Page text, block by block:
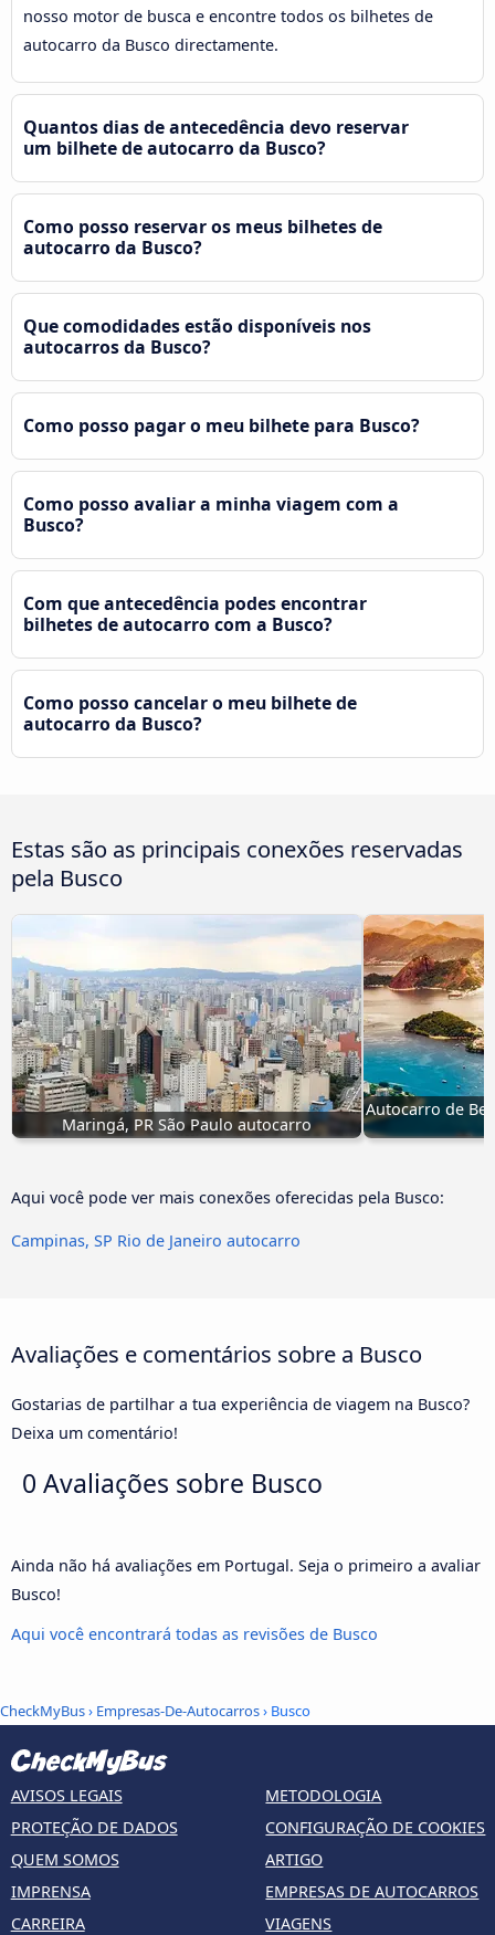
nosso motor de busca e encontre todos os bilhetes de
autocarro da Busco directamente.
Quantos dias de antecedência devo reservar
um bilhete de autocarro da Busco?
Como posso reservar os meus bilhetes de
autocarro da Busco?
Que comodidades estão disponíveis nos
autocarros da Busco?
Como posso pagar o meu bilhete para Busco?
Como posso avaliar a minha viagem com a
Busco?
Com que antecedência podes encontrar
bilhetes de autocarro com a Busco?
Como posso cancelar o meu bilhete de
autocarro da Busco?
Estas são as principais conexões reservadas
pela Busco
Maringá, PR São Paulo autocarro
Autocarro de
Aqui você pode ver mais conexões oferecidas pela Busco:
Campinas, SP Rio de Janeiro autocarro
Avaliações e comentários sobre a Busco
Gostarias de partilhar a tua experiência de viagem na Busco?
Deixa um comentário!
0 Avaliações sobre Busco
Ainda não há avaliações em Portugal. Seja o primeiro a avaliar
Busco!
Aqui você encontrará todas as revisões de Busco
CheckMyBus› Empresas-De-Autocarros› Busco
AVISOS LEGAIS
PROTEÇÃO DE DADOS
QUEM SOMOS
IMPRENSA
CARREIRA
METODOLOGIA
CONFIGURAÇÃO DE COOKIES
ARTIGO
EMPRESAS DE AUTOCARROS
VIAGENS